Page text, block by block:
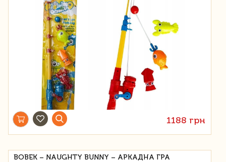
1188 грн
BOBEK – NAUGHTY BUNNY – АРКАДНА ГРА